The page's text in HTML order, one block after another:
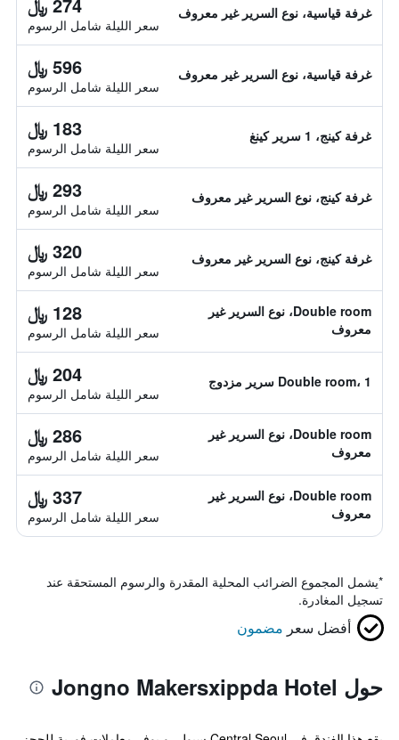
غرفة قياسية، نوع السرير غير معروف
سعر الليلة شامل الرسوم
غرفة قياسية، نوع السرير غير معروف 596 ﷼
سعر الليلة شامل الرسوم
غرفة كينج، 1 سرير كينغ 183 ﷼
سعر الليلة شامل الرسوم
غرفة كينج، نوع السرير غير معروف 293 ﷼
سعر الليلة شامل الرسوم
غرفة كينج، نوع السرير غير معروف 320 ﷼
سعر الليلة شامل الرسوم
Double room، نوع السرير غير
معروف
128 ﷼
سعر الليلة شامل الرسوم
Double room، 1 سرير مزدوج 204 ﷼
سعر الليلة شامل الرسوم
Double room، نوع السرير غير
معروف
286 ﷼
سعر الليلة شامل الرسوم
Double room، نوع السرير غير
معروف
337 ﷼
سعر الليلة شامل الرسوم
*يشمل المجموع الضرائب المحلية المقدرة والرسوم المستحقة عند
تسجيل المغادرة.
أفضل سعر مضمون
حول Jongno Makersxippda Hotel